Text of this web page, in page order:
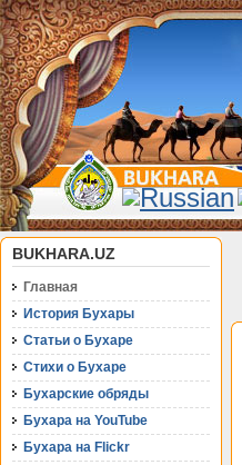
BUKHARA.UZ
Главная
История Бухары
Статьи о Бухаре
Стихи о Бухаре
Бухарские обряды
Бухара на YouTube
Бухара на Flickr